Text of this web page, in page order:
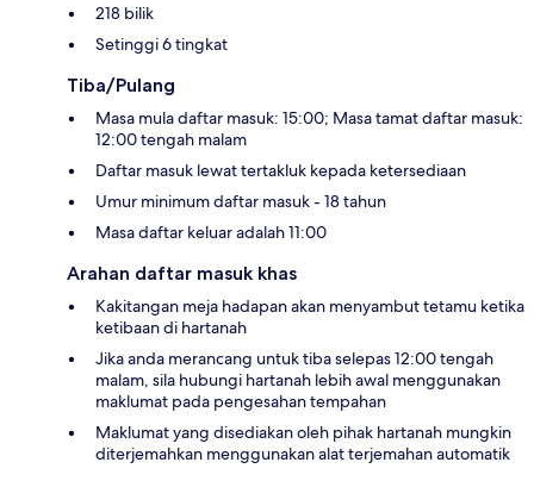
218 bilik
Setinggi 6 tingkat
Tiba/Pulang
Masa mula daftar masuk: 15:00; Masa tamat daftar masuk:
12:00 tengah malam
Daftar masuk lewat tertakluk kepada ketersediaan
Umur minimum daftar masuk - 18 tahun
Masa daftar keluar adalah 11:00
Arahan daftar masuk khas
Kakitangan meja hadapan akan menyambut tetamu ketika
ketibaan di hartanah
Jika anda merancang untuk tiba selepas 12:00 tengah
malam, sila hubungi hartanah lebih awal menggunakan
maklumat pada pengesahan tempahan
Maklumat yang disediakan oleh pihak hartanah mungkin
diterjemahkan menggunakan alat terjemahan automatik